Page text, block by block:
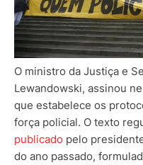
O ministro da Justiça e
Lewandowski, assinou
que estabelece os
força policial. O texto
publicado pelo
do ano passado,